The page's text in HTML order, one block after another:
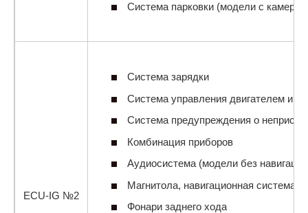
Система парковки (модели с камерой
ECU-IG №2
Система зарядки
Система управления двигателем и
Система предупреждения о
Комбинация приборов
Аудиосистема (модели без
Магнитола, навигационная система
Фонари заднего хода